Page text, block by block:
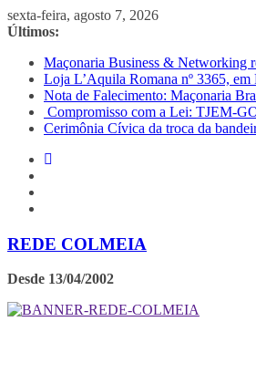
Pular
para
conteúdo
sexta-feira, agosto 7, 2026
Últimos:
Maçonaria Business & Networking
Loja L’Aquila Romana nº 3365,
Nota de Falecimento: Maçonaria
Compromisso com a Lei: TJEM-
Cerimônia Cívica da troca da
REDE COLMEIA
Desde 13/04/2002